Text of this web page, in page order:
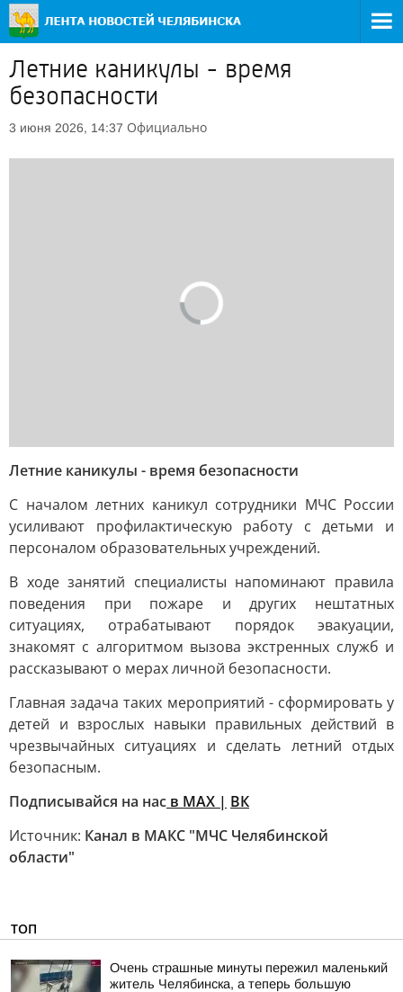
Летние каникулы - время
безопасности
3 июня 2026, 14:37 Официально
Летние каникулы - время безопасности
С началом летних каникул сотрудники МЧС России
усиливают профилактическую работу с детьми и
персоналом образовательных учреждений.
В ходе занятий специалисты напоминают правила
поведения при пожаре и других нештатных
ситуациях, отрабатывают порядок эвакуации,
знакомят с алгоритмом вызова экстренных служб и
рассказывают о мерах личной безопасности.
Главная задача таких мероприятий - сформировать у
детей и взрослых навыки правильных действий в
чрезвычайных ситуациях и сделать летний отдых
безопасным.
Подписывайся на нас в MAX | ВК
Источник: Канал в МАКС "МЧС Челябинской
области"
ТОП
Очень страшные минуты пережил маленький
житель Челябинска, а теперь большую